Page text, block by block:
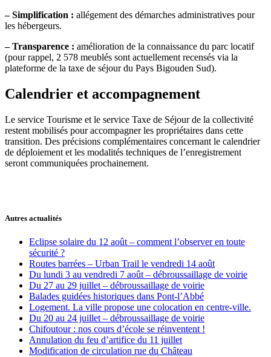
– Simplification : allégement des démarches administratives pour
les hébergeurs.
– Transparence : amélioration de la connaissance du parc locatif
(pour rappel, 2 578 meublés sont actuellement recensés via la
plateforme de la taxe de séjour du Pays Bigouden Sud).
Calendrier et accompagnement
Le service Tourisme et le service Taxe de Séjour de la collectivité
restent mobilisés pour accompagner les propriétaires dans cette
transition. Des précisions complémentaires concernant le calendrier
de déploiement et les modalités techniques de l’enregistrement
seront communiquées prochainement.
Autres actualités
Eclipse solaire du 12 août – comment l’observer en toute
sécurité ?
Routes barrées – Urban Trail le vendredi 14 août
Du lundi 3 au vendredi 7 août – débroussaillage de voirie
Du 27 au 29 juillet – débroussaillage de voirie
Balades guidées historiques dans Pont-l’Abbé
Logement. La ville propose une colocation en centre-ville.
Du 20 au 24 juillet – débroussaillage de voirie
Chifoutour : nos cours d’école se réinventent !
Annulation du feu d’artifice du 11 juillet
Modification de circulation rue du Château